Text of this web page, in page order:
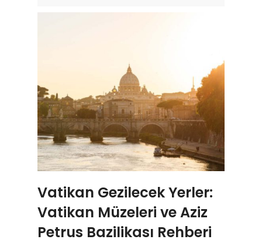
Vatikan Gezilecek Yerler:
Vatikan Müzeleri ve Aziz
Petrus Bazilikası Rehberi